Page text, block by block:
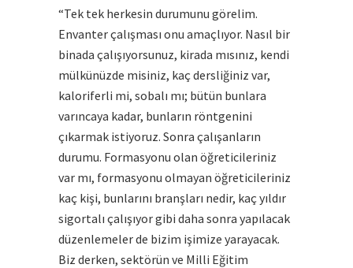
“Tek tek herkesin durumunu görelim.
Envanter çalışması onu amaçlıyor. Nasıl bir
binada çalışıyorsunuz, kirada mısınız, kendi
mülkünüzde misiniz, kaç dersliğiniz var,
kaloriferli mi, sobalı mı; bütün bunlara
varıncaya kadar, bunların röntgenini
çıkarmak istiyoruz. Sonra çalışanların
durumu. Formasyonu olan öğreticileriniz
var mı, formasyonu olmayan öğreticileriniz
kaç kişi, bunlarını branşları nedir, kaç yıldır
sigortalı çalışıyor gibi daha sonra yapılacak
düzenlemeler de bizim işimize yarayacak.
Biz derken, sektörün ve Milli Eğitim